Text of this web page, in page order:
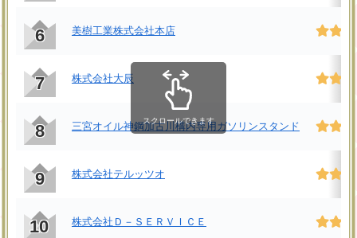
6 美樹工業株式会社本店
7 株式会社大辰
8 三宮オイル神鋼加古川構内専用ガソリンスタンド
9 株式会社テルッツオ
10 株式会社Ｄ－ＳＥＲＶＩＣＥ
スクロールできます